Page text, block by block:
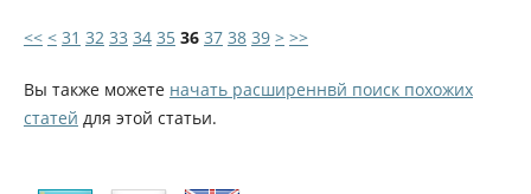
<< < 31 32 33 34 35 36 37 38 39 > >>
Вы также можете начать расширеннвй поиск похожих
статей для этой статьи.